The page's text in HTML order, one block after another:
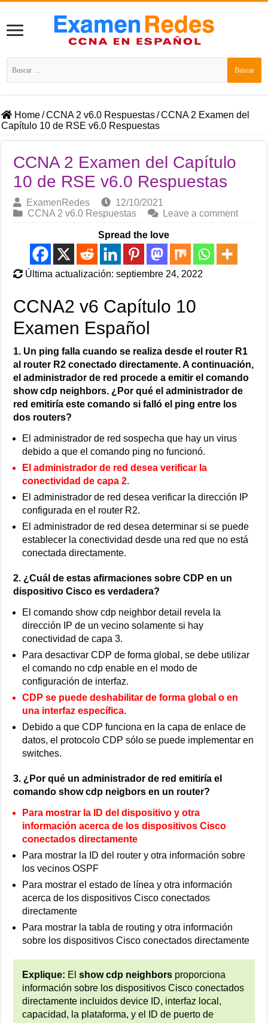
Buscar:
Home/CCNA 2 v6.0 Respuestas/CCNA 2 Examen del
Capítulo 10 de RSE v6.0 Respuestas
CCNA 2 Examen del Capítulo
10 de RSE v6.0 Respuestas
ExamenRedes
12/10/2021
CCNA 2 v6.0 Respuestas
Leave a comment
Spread the love
Última actualización: septiembre 24, 2022
CCNA2 v6 Capítulo 10
Examen Español
1. Un ping falla cuando se realiza desde el router R1
al router R2 conectado directamente. A continuación,
el administrador de red procede a emitir el comando
show cdp neighbors. ¿Por qué el administrador de
red emitiría este comando si falló el ping entre los
dos routers?
El administrador de red sospecha que hay un virus
debido a que el comando ping no funcionó.
El administrador de red desea verificar la
conectividad de capa 2.
El administrador de red desea verificar la dirección IP
configurada en el router R2.
El administrador de red desea determinar si se puede
establecer la conectividad desde una red que no está
conectada directamente.
2. ¿Cuál de estas afirmaciones sobre CDP en un
dispositivo Cisco es verdadera?
El comando show cdp neighbor detail revela la
dirección IP de un vecino solamente si hay
conectividad de capa 3.
Para desactivar CDP de forma global, se debe utilizar
el comando no cdp enable en el modo de
configuración de interfaz.
CDP se puede deshabilitar de forma global o en
una interfaz específica.
Debido a que CDP funciona en la capa de enlace de
datos, el protocolo CDP sólo se puede implementar en
switches.
3. ¿Por qué un administrador de red emitiría el
comando show cdp neigbors en un router?
Para mostrar la ID del dispositivo y otra
información acerca de los dispositivos Cisco
conectados directamente
Para mostrar la ID del router y otra información sobre
los vecinos OSPF
Para mostrar el estado de línea y otra información
acerca de los dispositivos Cisco conectados
directamente
Para mostrar la tabla de routing y otra información
sobre los dispositivos Cisco conectados directamente
Explique: Elshow cdp neighbors proporciona
información sobre los dispositivos Cisco conectados
directamente incluidos device ID, interfaz local,
capacidad, la plataforma, y el ID de puerto de